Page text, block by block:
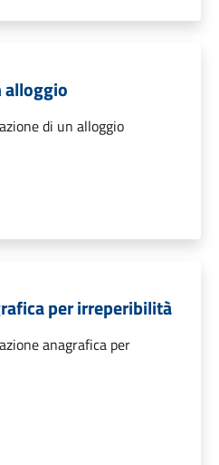
alloggio
di un alloggio
per irreperibilità
anagrafica per